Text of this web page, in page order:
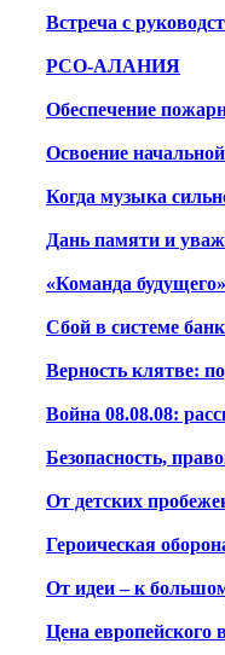
Встреча с
РСО-АЛАНИЯ
Обеспечение
Освоение
Когда музыка
Дань памяти и
«Команда
Сбой в системе
Верность клятве:
Война 08.08.08:
Безопасность,
От детских
Героическая
От идеи – к
Цена